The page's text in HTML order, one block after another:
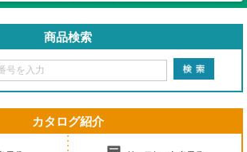
商品検索
カタログ紹介